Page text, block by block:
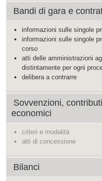
Bandi di gara e
informazioni sulle singole
informazioni sulle singole
corso
atti delle amministrazioni
distintamente per ogni
delibera a contrarre
Sovvenzioni,
economici
criteri e modalità
atti di concessione
Bilanci